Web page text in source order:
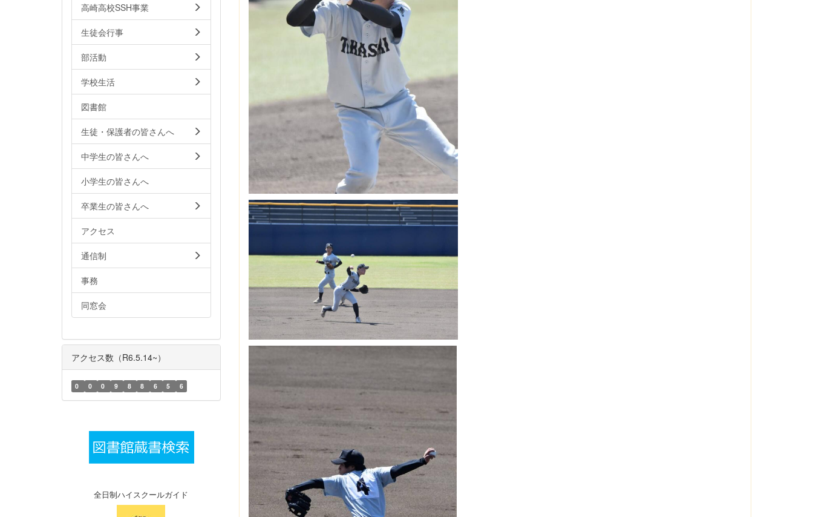
高崎高校SSH事業
生徒会行事
部活動
学校生活
図書館
生徒・保護者の皆さんへ
中学生の皆さんへ
小学生の皆さんへ
卒業生の皆さんへ
アクセス
通信制
事務
同窓会
アクセス数（R6.5.14~）
0 0 0 9 8 8 6 5 6
全日制ハイスクールガイド